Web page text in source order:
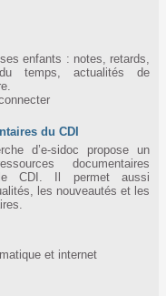
enfants : notes, retards,
temps, actualités de
du CDI
d’e-sidoc propose un
documentaires
CDI. Il permet aussi
les nouveautés et les
et internet